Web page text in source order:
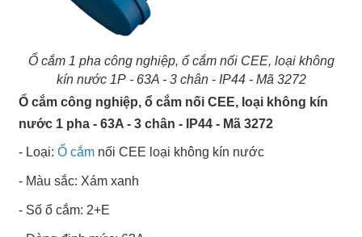
Ổ cắm 1 pha công nghiệp, ổ cắm nối CEE, loại không
kín nước 1P - 63A - 3 chân - IP44 - Mã 3272
Ổ cắm công nghiệp, ổ cắm nối CEE, loại không kín
nước 1 pha - 63A - 3 chân - IP44 - Mã 3272
- Loại: Ổ cắm nối CEE loại không kín nước
- Màu sắc: Xám xanh
- Số ổ cắm: 2+E